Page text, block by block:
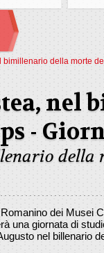
bimillenario della morte
nel
-
della
dei Musei
una giornata di
nel billenario